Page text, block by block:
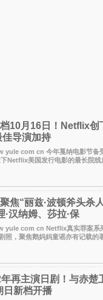
档10月16日！Netflix创
导演加持
com cn 今年戛纳电影节备
下Netflix美国发行电影的最长院
美国影院上映（此前定档11月6日
焦“丽兹·波顿斧头杀
·汉纳姆、莎拉·保
真实罪案系列剧集《怪
照，聚焦鹅妈妈童谣亦有记载的
与继母案。 本季由艾拉·比蒂
再主演日剧！与赤楚
日新档开播